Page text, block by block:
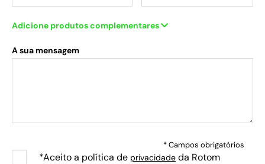
Adicione produtos complementares
A sua mensagem
* Campos obrigatórios
*Aceito a política de privacidade da Rotom